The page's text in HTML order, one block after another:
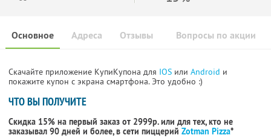
Основное Отзывы Вопросы по акции
Адреса
Скачайте приложение КупиКупона для IOS или Android и
покажите купон с экрана смартфона. Это удобно :)
ЧТО ВЫ ПОЛУЧИТЕ
Скидка 15% на первый заказ от 2999р. или для тех, кто не
заказывал 90 дней и более, в сети пиццерий Zotman Pizza*